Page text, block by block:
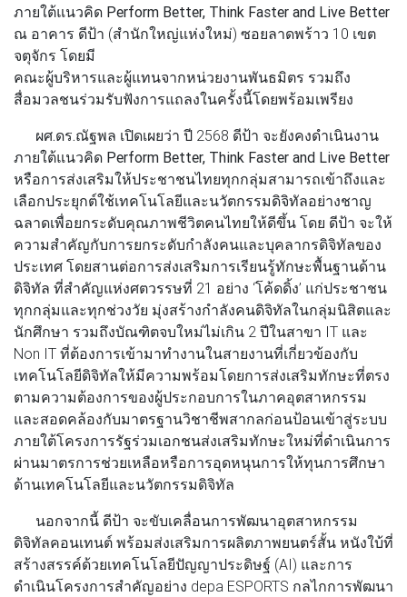
ภายใต้แนวคิด Perform Better, Think Faster and Live Better
ณ อาคาร ดีป้า (สำนักใหญ่แห่งใหม่) ซอยลาดพร้าว 10 เขต
จตุจักร โดยมี
คณะผู้บริหารและผู้แทนจากหน่วยงานพันธมิตร รวมถึง
สื่อมวลชนร่วมรับฟังการแถลงในครั้งนี้โดยพร้อมเพรียง
ผศ.ดร.ณัฐพล เปิดเผยว่า ปี 2568 ดีป้า จะยังคงดำเนินงาน
ภายใต้แนวคิด Perform Better, Think Faster and Live Better
หรือการส่งเสริมให้ประชาชนไทยทุกกลุ่มสามารถเข้าถึงและ
เลือกประยุกต์ใช้เทคโนโลยีและนวัตกรรมดิจิทัลอย่างชาญ
ฉลาดเพื่อยกระดับคุณภาพชีวิตคนไทยให้ดีขึ้น โดย ดีป้า จะให้
ความสำคัญกับการยกระดับกำลังคนและบุคลากรดิจิทัลของ
ประเทศ โดยสานต่อการส่งเสริมการเรียนรู้ทักษะพื้นฐานด้าน
ดิจิทัล ที่สำคัญแห่งศตวรรษที่ 21 อย่าง ‘โค้ดดิ้ง’ แก่ประชาชน
ทุกกลุ่มและทุกช่วงวัย มุ่งสร้างกำลังคนดิจิทัลในกลุ่มนิสิตและ
นักศึกษา รวมถึงบัณฑิตจบใหม่ไม่เกิน 2 ปีในสาขา IT และ
Non IT ที่ต้องการเข้ามาทำงานในสายงานที่เกี่ยวข้องกับ
เทคโนโลยีดิจิทัลให้มีความพร้อมโดยการส่งเสริมทักษะที่ตรง
ตามความต้องการของผู้ประกอบการในภาคอุตสาหกรรม
และสอดคล้องกับมาตรฐานวิชาชีพสากลก่อนป้อนเข้าสู่ระบบ
ภายใต้โครงการรัฐร่วมเอกชนส่งเสริมทักษะใหม่ที่ดำเนินการ
ผ่านมาตรการช่วยเหลือหรือการอุดหนุนการให้ทุนการศึกษา
ด้านเทคโนโลยีและนวัตกรรมดิจิทัล
นอกจากนี้ ดีป้า จะขับเคลื่อนการพัฒนาอุตสาหกรรม
ดิจิทัลคอนเทนต์ พร้อมส่งเสริมการผลิตภาพยนตร์สั้น หนังใบ้ที่
สร้างสรรค์ด้วยเทคโนโลยีปัญญาประดิษฐ์ (AI) และการ
ดำเนินโครงการสำคัญอย่าง depa ESPORTS กลไกการพัฒนา